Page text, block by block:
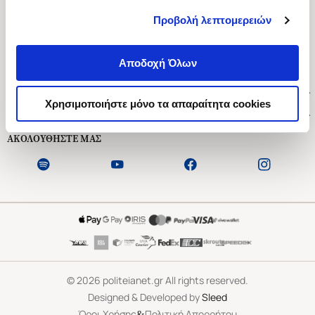
Προβολή λεπτομερειών
Αποδοχή Όλων
Χρησιμοποιήστε μόνο τα απαραίτητα cookies
Ασκληπιού 1-3, Αθήνα 106 79
Δευτέρα - Παρασκευή 09:00-21:00
Εξυπηρέτηση Πελατών
ΑΚΟΛΟΥΘΗΣΤΕ ΜΑΣ
©2026 politeianet.gr All rights reserved.
Designed & Developed bySleed